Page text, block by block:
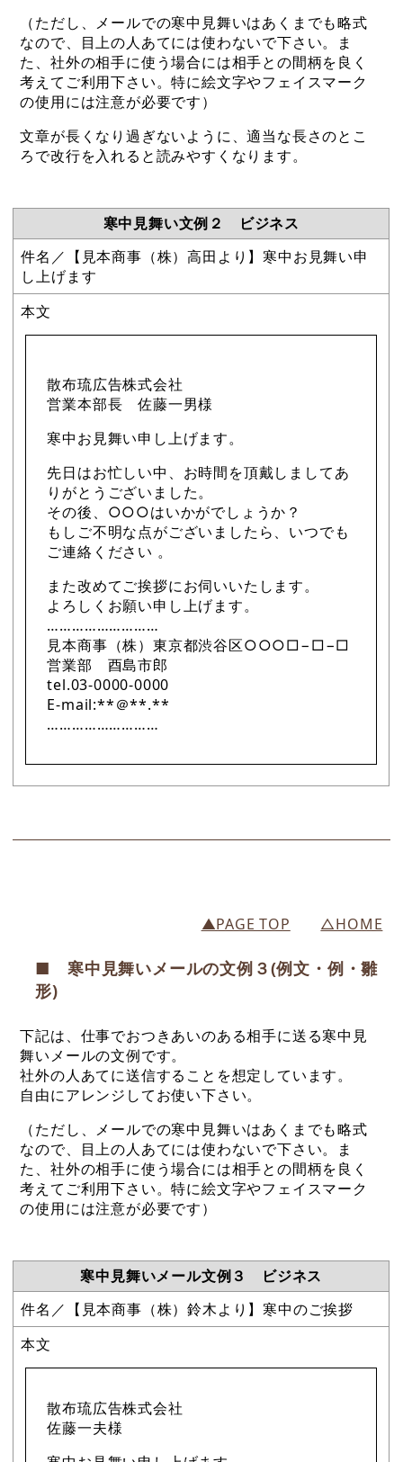
（ただし、メールでの寒中見舞いはあくまでも略式
なので、目上の人あてには使わないで下さい。ま
た、社外の相手に使う場合には相手との間柄を良く
考えてご利用下さい。特に絵文字やフェイスマーク
の使用には注意が必要です）
文章が長くなり過ぎないように、適当な長さのとこ
ろで改行を入れると読みやすくなります。
寒中見舞い文例２ ビジネス
件名／【見本商事（株）高田より】寒中お見舞い申
し上げます
本文
散布琉広告株式会社
営業本部長 佐藤一男様
寒中お見舞い申し上げます。
先日はお忙しい中、お時間を頂戴しましてあ
りがとうございました。
その後、○○○はいかがでしょうか？
もしご不明な点がございましたら、いつでも
ご連絡ください 。
また改めてご挨拶にお伺いいたします。
よろしくお願い申し上げます。
………………………
見本商事（株）東京都渋谷区○○○□−□−□
営業部 酉島市郎
tel.03-0000-0000
E-mail:**＠**.**
………………………
▲PAGE TOP △HOME
■ 寒中見舞いメールの文例３(例文・例・雛
形)
下記は、仕事でおつきあいのある相手に送る寒中見
舞いメールの文例です。
社外の人あてに送信することを想定しています。
自由にアレンジしてお使い下さい。
（ただし、メールでの寒中見舞いはあくまでも略式
なので、目上の人あてには使わないで下さい。ま
た、社外の相手に使う場合には相手との間柄を良く
考えてご利用下さい。特に絵文字やフェイスマーク
の使用には注意が必要です）
寒中見舞いメール文例３ ビジネス
件名／【見本商事（株）鈴木より】寒中のご挨拶
本文
散布琉広告株式会社
佐藤一夫様